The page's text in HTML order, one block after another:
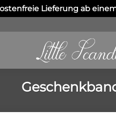
Lieferung ab